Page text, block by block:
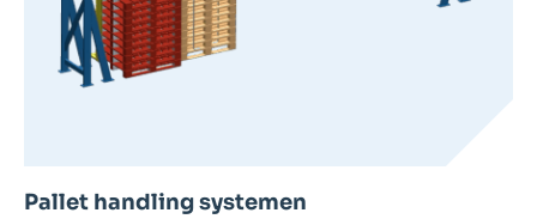
Pallet handling systemen